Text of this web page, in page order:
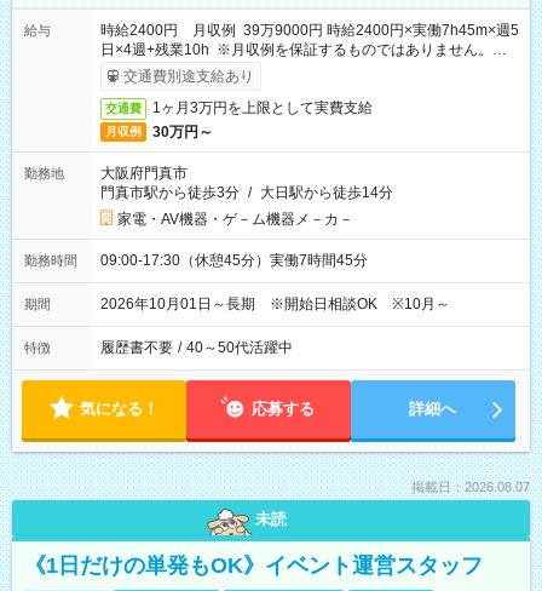
給与
時給2400円 月収例 39万9000円 時給2400円×実働7h45m×週5
日×4週+残業10h ※月収例を保証するものではありません。※給
与即受取りサービス利用可（利用条件有）
交通費別途支給あり
交通費 1ヶ月3万円を上限として実費支給
月収例 30万円～
勤務地
大阪府門真市
門真市駅から徒歩3分 / 大日駅から徒歩14分
家電・AV機器・ゲ－ム機器メ－カ－
勤務時間 09:00-17:30（休憩45分）実働7時間45分
期間 2026年10月01日～長期 ※開始日相談OK ※10月～
特徴 履歴書不要 / 40～50代活躍中
気になる！ 応募する 詳細へ
掲載日：2026.08.07
未読
《1日だけの単発もOK》イベント運営スタッフ